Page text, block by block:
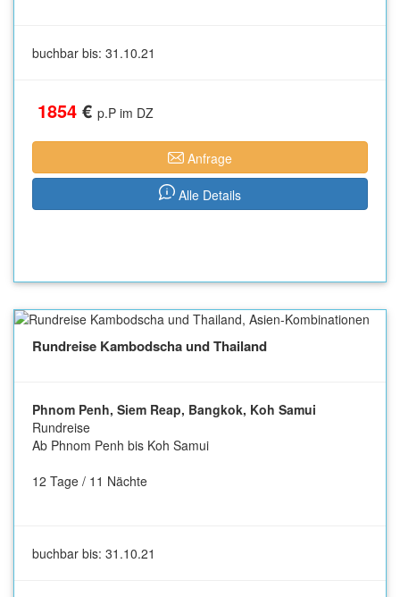
buchbar bis: 31.10.21
1854 € p.P im DZ
Anfrage
Alle Details
Rundreise Kambodscha und Thailand
Phnom Penh, Siem Reap, Bangkok, Koh Samui
Rundreise
Ab Phnom Penh bis Koh Samui
12 Tage / 11 Nächte
buchbar bis: 31.10.21